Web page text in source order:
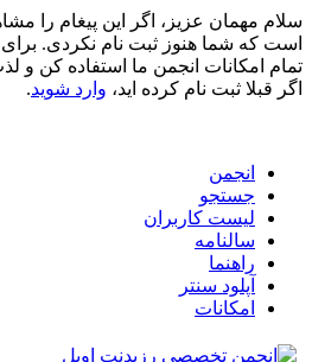
سلام مهمان عزیز، اگر این پیغام را
است که شما هنوز ثبت نام نکردی. برای
تمام امکانات انجمن ما استفاده کن و
اگر قبلا ثبت نام کرده اید، وارد شوید.
انجمن
جستجو
لیست کاربران
سالنامه
راهنما
آپلود سنتر
امکانات